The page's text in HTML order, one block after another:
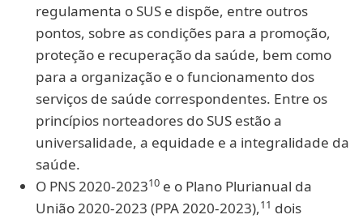
regulamenta o SUS e dispõe, entre outros
pontos, sobre as condições para a promoção,
proteção e recuperação da saúde, bem como
para a organização e o funcionamento dos
serviços de saúde correspondentes. Entre os
princípios norteadores do SUS estão a
universalidade, a equidade e a integralidade da
saúde.
O PNS 2020-202310 e o Plano Plurianual da
União 2020-2023 (PPA 2020-2023),11 dois